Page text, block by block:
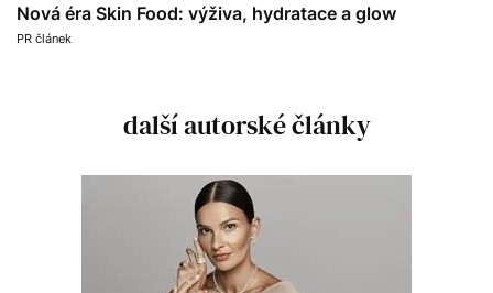
Nová éra Skin Food: výživa, hydratace a glow
PR článek
další autorské články